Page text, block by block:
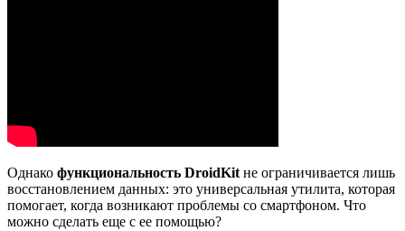
Однако функциональность DroidKitне ограничивается лишь
восстановлением данных: это универсальная утилита, которая
помогает, когда возникают проблемы со смартфоном. Что
можно сделать еще с ее помощью?